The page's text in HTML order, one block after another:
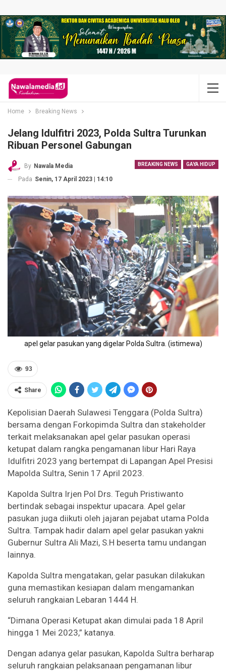
Home Breaking News
Jelang Idulfitri 2023, Polda Sultra Turunkan
Ribuan Personel Gabungan
BREAKING NEWS GAYA HIDUP
By Nawala Media
Pada Senin, 17 April 2023 | 14:10
apel gelar pasukan yang digelar Polda Sultra. (istimewa)
93
Share
Kepolisian Daerah Sulawesi Tenggara (Polda Sultra)
bersama dengan Forkopimda Sultra dan stakeholder
terkait melaksanakan apel gelar pasukan operasi
ketupat dalam rangka pengamanan libur Hari Raya
Idulfitri 2023 yang bertempat di Lapangan Apel Presisi
Mapolda Sultra, Senin 17 April 2023.
Kapolda Sultra Irjen Pol Drs. Teguh Pristiwanto
bertindak sebagai inspektur upacara. Apel gelar
pasukan juga diikuti oleh jajaran pejabat utama Polda
Sultra. Tampak hadir dalam apel gelar pasukan yakni
Gubernur Sultra Ali Mazi, S.H beserta tamu undangan
lainnya.
Kapolda Sultra mengatakan, gelar pasukan dilakukan
guna memastikan kesiapan dalam mengamankan
seluruh rangkaian Lebaran 1444 H.
“Dimana Operasi Ketupat akan dimulai pada 18 April
hingga 1 Mei 2023,” katanya.
Dengan adanya gelar pasukan, Kapolda Sultra berharap
seluruh rangkaian pelaksanaan pengamanan libur